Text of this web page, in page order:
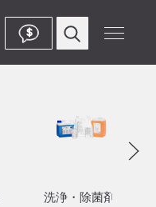
$
洗浄・除菌剤